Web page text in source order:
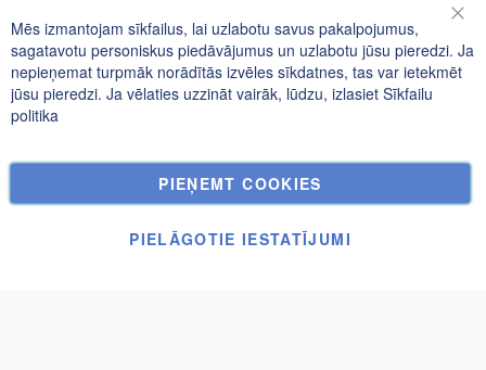
Informācija
Konfidencialitātes un sīkfailu politika
Meklētie atslēgvārdi
Pasūtījumi un atgriešana
Kontakti
Mēs izmantojam sīkfailus, lai uzlabotu savus pakalpojumus,
sagatavotu personiskus piedāvājumus un uzlabotu jūsu pieredzi. Ja
nepieņemat turpmāk norādītās izvēles sīkdatnes, tas var ietekmēt
jūsu pieredzi. Ja vēlaties uzzināt vairāk, lūdzu, izlasiet Sīkfailu
politika
PIEŅEMT COOKIES
PIELĀGOTIE IESTATĪJUMI